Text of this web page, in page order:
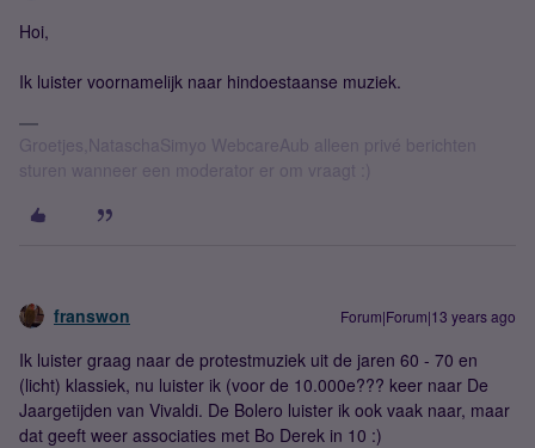
Hoi,
Ik luister voornamelijk naar hindoestaanse muziek.
Groetjes,NataschaSimyo WebcareAub alleen privé berichten
sturen wanneer een moderator er om vraagt :)
franswon Forum|Forum|13 years ago
Ik luister graag naar de protestmuziek uit de jaren 60 - 70 en
(licht) klassiek, nu luister ik (voor de 10.000e??? keer naar De
Jaargetijden van Vivaldi. De Bolero luister ik ook vaak naar, maar
dat geeft weer associaties met Bo Derek in 10 :)